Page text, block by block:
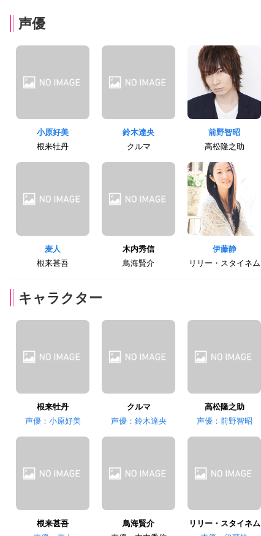
声優
小原好美
根来牡丹
鈴木達央
クルマ
前野智昭
高松隆之助
麦人
根来甚吾
木内秀信
鳥海賢介
伊藤静
リリー・スタイネム
キャラクター
根来牡丹
声優：小原好美
クルマ
声優：鈴木達央
高松隆之助
声優：前野智昭
根来甚吾
鳥海賢介
リリー・スタイネム